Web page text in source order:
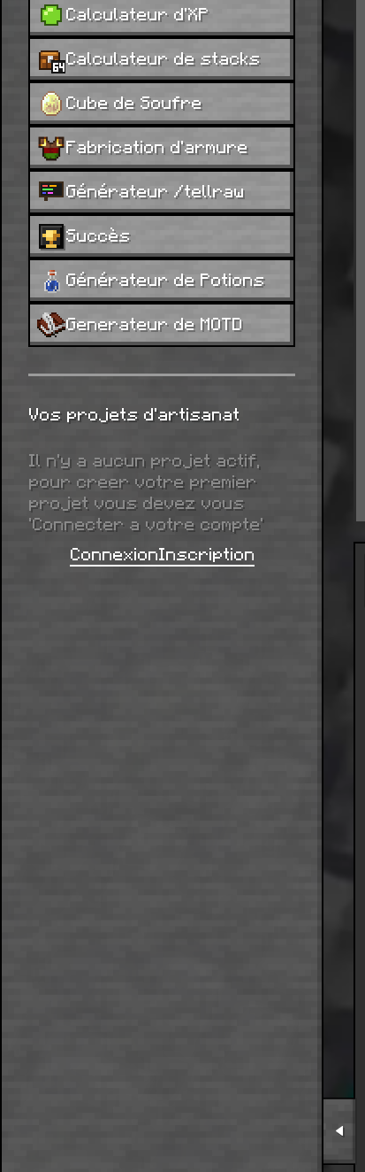
Calculateur d'XP
Calculateur de stacks
Cube de Soufre
Fabrication d'armure
Générateur /tellraw
Succès
Générateur de Potions
Generateur de MOTD
Vos projets d'artisanat
Il n'y a aucun projet actif,
pour creer votre premier
projet vous devez vous
'Connecter a votre compte'
ConnexionInscription